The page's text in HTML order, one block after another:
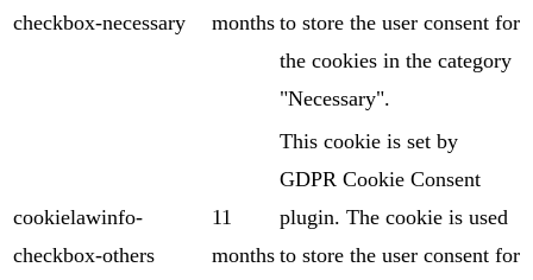
checkbox-necessary
months to store the user consent for
the cookies in the category
"Necessary".
cookielawinfo-
checkbox-others
11
months
This cookie is set by
GDPR Cookie Consent
plugin. The cookie is used
to store the user consent for